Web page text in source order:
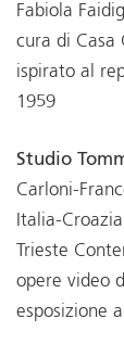
Fabiola
cura di Casa
ispirato al
1959
Studio
Carloni-
Italia-
Trieste
opere video
esposizione